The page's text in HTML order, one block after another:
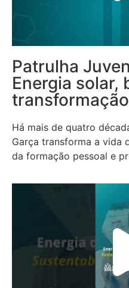
Patrulha
Energia solar,
Há mais de quatro
Garça transforma a vida
da formação pessoal e